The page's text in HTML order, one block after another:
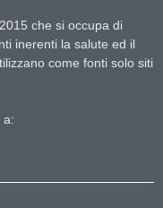
che si occupa di
inerenti la salute ed il
come fonti solo siti
a: